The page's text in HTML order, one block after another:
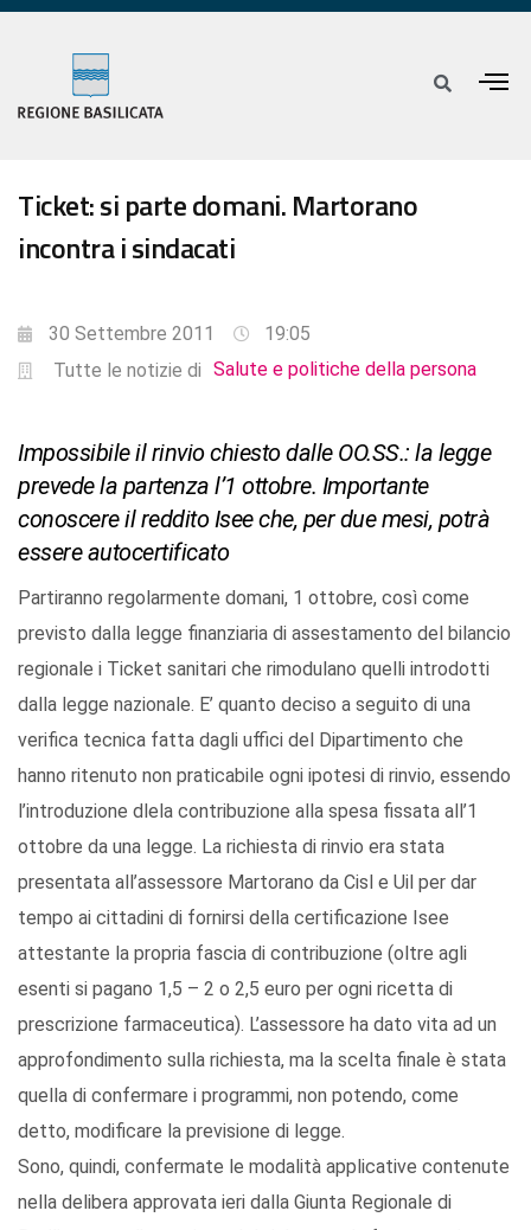
Ticket: si parte domani. Martorano
incontra i sindacati
30 Settembre 2011
19:05
Tutte le notizie di Salute e politiche della persona
Impossibile il rinvio chiesto dalle OO.SS.: la legge
prevede la partenza l’1 ottobre. Importante
conoscere il reddito Isee che, per due mesi, potrà
essere autocertificato
Partiranno regolarmente domani, 1 ottobre, così come
previsto dalla legge finanziaria di assestamento del bilancio
regionale i Ticket sanitari che rimodulano quelli introdotti
dalla legge nazionale. E’ quanto deciso a seguito di una
verifica tecnica fatta dagli uffici del Dipartimento che
hanno ritenuto non praticabile ogni ipotesi di rinvio, essendo
l’introduzione dlela contribuzione alla spesa fissata all’1
ottobre da una legge. La richiesta di rinvio era stata
presentata all’assessore Martorano da Cisl e Uil per dar
tempo ai cittadini di fornirsi della certificazione Isee
attestante la propria fascia di contribuzione (oltre agli
esenti si pagano 1,5 – 2 o 2,5 euro per ogni ricetta di
prescrizione farmaceutica). L’assessore ha dato vita ad un
approfondimento sulla richiesta, ma la scelta finale è stata
quella di confermare i programmi, non potendo, come
detto, modificare la previsione di legge.
Sono, quindi, confermate le modalità applicative contenute
nella delibera approvata ieri dalla Giunta Regionale di